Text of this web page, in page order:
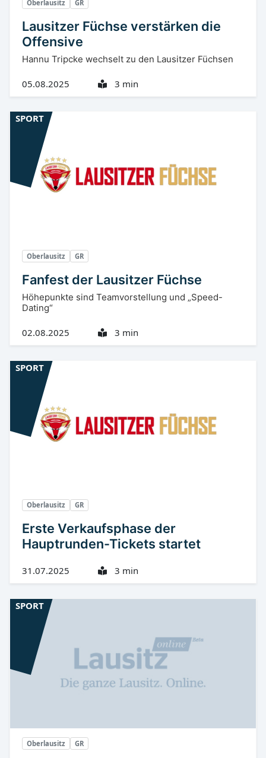
Oberlausitz GR
Lausitzer Füchse verstärken die
Offensive
Hannu Tripcke wechselt zu den Lausitzer Füchsen
05.08.2025 3 min
Oberlausitz GR
Fanfest der Lausitzer Füchse
Höhepunkte sind Teamvorstellung und „Speed-
Dating“
02.08.2025 3 min
SPORT
Oberlausitz GR
Erste Verkaufsphase der
Hauptrunden-Tickets startet
31.07.2025 3 min
SPORT
Oberlausitz GR
SPORT